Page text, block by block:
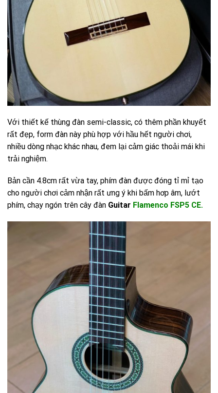
Với thiết kế thùng đàn semi-classic, có thêm phần khuyết
rất đẹp, form đàn này phù hợp với hầu hết người chơi,
nhiều dòng nhạc khác nhau, đem lại cảm giác thoải mái khi
trải nghiệm.
Bản cần 4.8cm rất vừa tay, phím đàn được đóng tỉ mỉ tạo
cho người chơi cảm nhận rất ưng ý khi bấm hơp âm, lướt
phím, chạy ngón trên cây đàn Guitar Flamenco FSP5 CE.